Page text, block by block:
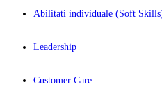
Abilitati individuale (Soft
Leadership
Customer Care